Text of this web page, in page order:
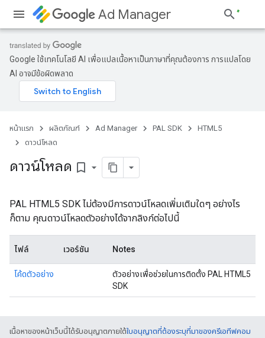
Ad Manager
Google ใช้เทคโนโลยี AI เพื่อแปลเนื้อหาเป็นภาษาที่คุณต้องการ การแปลโดย
AI อาจมีข้อผิดพลาด
หน้าแรก ผลิตภัณฑ์ Ad Manager PAL SDK
HTML5
ดาวน์โหลด
ดาวน์โหลด bookmark_border
PAL HTML5 SDK ไม่ต้องมีการดาวน์โหลดเพิ่มเติมใดๆ อย่างไร
ก็ตาม คุณดาวน์โหลดตัวอย่างได้จากลิงก์ต่อไปนี้
ไฟล์ เวอร์ชัน Notes
โค้ดตัวอย่าง
ตัวอย่างเพื่อช่วยในการติดตั้ง PAL HTML5
SDK
เนื้อหาของหน้าเว็บนี้ได้รับอนุญาตภายใต้ใบอนุญาตที่ต้องระบุที่มาของครีเอทีฟคอม